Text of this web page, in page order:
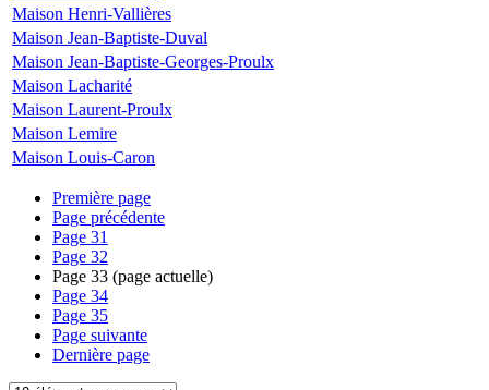
Maison Henri-Vallières
Maison Jean-Baptiste-Duval
Maison Jean-Baptiste-Georges-Proulx
Maison Lacharité
Maison Laurent-Proulx
Maison Lemire
Maison Louis-Caron
Première page
Page précédente
Page 31
Page 32
Page 33 (page actuelle)
Page 34
Page 35
Page suivante
Dernière page